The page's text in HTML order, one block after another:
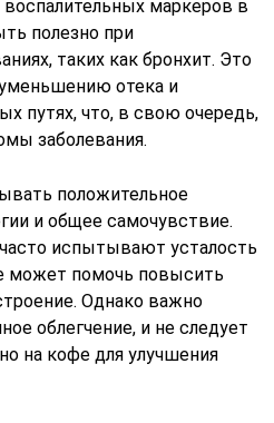
маркеров в
полезно при
таких как бронхит. Это
отека и
путях, что, в свою очередь,
заболевания.
положительное
и общее самочувствие.
испытывают усталость
может помочь повысить
Однако важно
облегчение, и не следует
на кофе для улучшения